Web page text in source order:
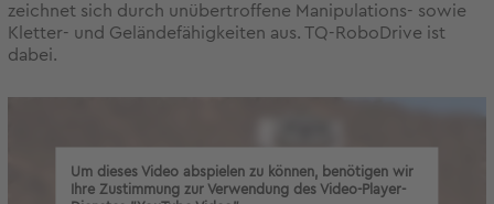
zeichnet sich durch unübertroffene Manipulations- sowie
Kletter- und Geländefähigkeiten aus. TQ-RoboDrive ist
dabei.
Um dieses Video abspielen zu können, benötigen wir
Ihre Zustimmung zur Verwendung des Video-Player-